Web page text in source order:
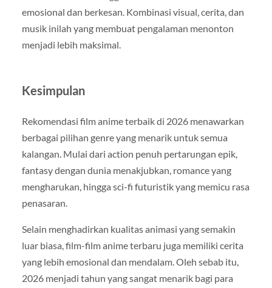
emosional dan berkesan. Kombinasi visual, cerita, dan
musik inilah yang membuat pengalaman menonton
menjadi lebih maksimal.
Kesimpulan
Rekomendasi film anime terbaik di 2026 menawarkan
berbagai pilihan genre yang menarik untuk semua
kalangan. Mulai dari action penuh pertarungan epik,
fantasy dengan dunia menakjubkan, romance yang
mengharukan, hingga sci-fi futuristik yang memicu rasa
penasaran.
Selain menghadirkan kualitas animasi yang semakin
luar biasa, film-film anime terbaru juga memiliki cerita
yang lebih emosional dan mendalam. Oleh sebab itu,
2026 menjadi tahun yang sangat menarik bagi para